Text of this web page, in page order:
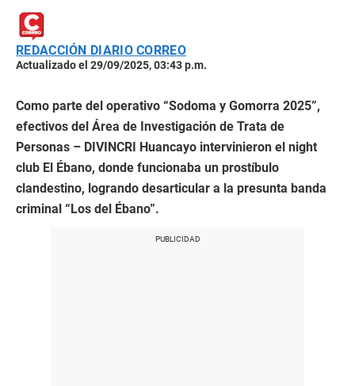
REDACCIÓN DIARIO CORREO
Actualizado el 29/09/2025, 03:43 p.m.
Como parte del operativo “Sodoma y Gomorra 2025”,
efectivos del Área de Investigación de Trata de
Personas – DIVINCRI Huancayo intervinieron el night
club El Ébano, donde funcionaba un prostíbulo
clandestino, logrando desarticular a la presunta banda
criminal “Los del Ébano”.